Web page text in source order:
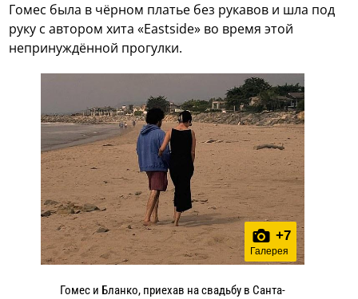
Гомес была в чёрном платье без рукавов и шла под
руку с автором хита «Eastside» во время этой
непринуждённой прогулки.
+7
Галерея
Гомес и Бланко, приехав на свадьбу в Санта-